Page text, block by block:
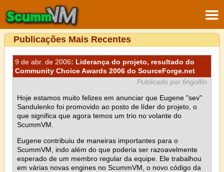
Publicações Mais Recentes
9 de abr. de 2006: Liderança do projeto, resultado do
Community Choice Awards 2006 do SourceForge.net
Publicado por fingolfin
Hoje estamos muito felizes em anunciar que Eugene "sev"
Sandulenko foi promovido ao posto de líder do projeto, o
que significa que agora temos um trio no volante do
ScummVM.
Eugene contribuiu de maneiras importantes para o
ScummVM, indo além do que poderia ser razoavelmente
esperado de um membro regular da equipe. Ele trabalhou
em várias novas engines no ScummVM, o novo código da